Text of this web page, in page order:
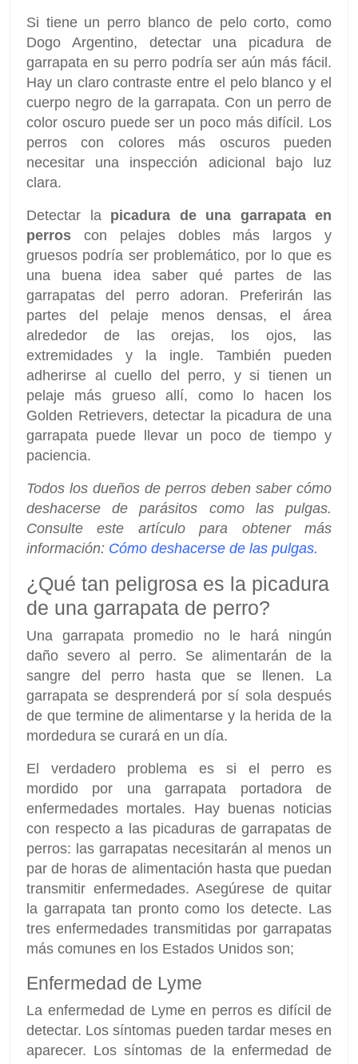
Si tiene un perro blanco de pelo corto, como
Dogo Argentino, detectar una picadura de
garrapata en su perro podría ser aún más fácil.
Hay un claro contraste entre el pelo blanco y el
cuerpo negro de la garrapata. Con un perro de
color oscuro puede ser un poco más difícil. Los
perros con colores más oscuros pueden
necesitar una inspección adicional bajo luz
clara.
Detectar la picadura de una garrapata en
perros con pelajes dobles más largos y
gruesos podría ser problemático, por lo que es
una buena idea saber qué partes de las
garrapatas del perro adoran. Preferirán las
partes del pelaje menos densas, el área
alrededor de las orejas, los ojos, las
extremidades y la ingle. También pueden
adherirse al cuello del perro, y si tienen un
pelaje más grueso allí, como lo hacen los
Golden Retrievers, detectar la picadura de una
garrapata puede llevar un poco de tiempo y
paciencia.
Todos los dueños de perros deben saber cómo
deshacerse de parásitos como las pulgas.
Consulte este artículo para obtener más
información: Cómo deshacerse de las pulgas.
¿Qué tan peligrosa es la picadura
de una garrapata de perro?
Una garrapata promedio no le hará ningún
daño severo al perro. Se alimentarán de la
sangre del perro hasta que se llenen. La
garrapata se desprenderá por sí sola después
de que termine de alimentarse y la herida de la
mordedura se curará en un día.
El verdadero problema es si el perro es
mordido por una garrapata portadora de
enfermedades mortales. Hay buenas noticias
con respecto a las picaduras de garrapatas de
perros: las garrapatas necesitarán al menos un
par de horas de alimentación hasta que puedan
transmitir enfermedades. Asegúrese de quitar
la garrapata tan pronto como los detecte. Las
tres enfermedades transmitidas por garrapatas
más comunes en los Estados Unidos son;
Enfermedad de Lyme
La enfermedad de Lyme en perros es difícil de
detectar. Los síntomas pueden tardar meses en
aparecer. Los síntomas de la enfermedad de